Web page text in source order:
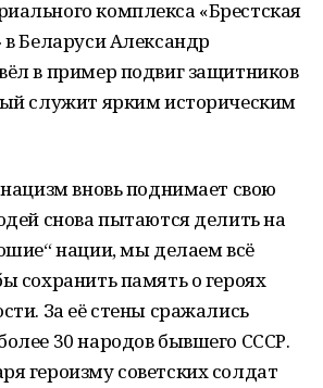
комплекса «Брестская
в Беларуси Александр
в пример подвиг защитников
служит ярким историческим
вновь поднимает свою
снова пытаются делить на
нации, мы делаем всё
сохранить память о героях
За её стены сражались
30 народов бывшего СССР.
героизму советских солдат